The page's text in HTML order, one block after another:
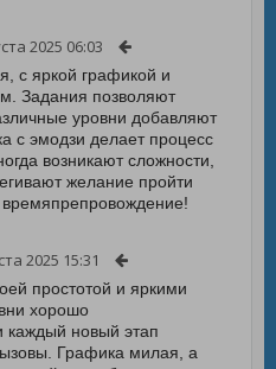
2025 06:03
с яркой графикой и
Задания позволяют
уровни добавляют
с эмодзи делает процесс
возникают сложности,
желание пройти
2025 15:31
простотой и яркими
хорошо
каждый новый этап
Графика милая, а